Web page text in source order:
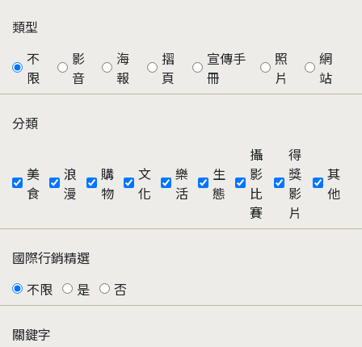
類型
不
限
影
音
海
報
摺
頁
宣傳手
冊
照
片
網
站
分類
美
食
浪
漫
購
物
文
化
樂
活
生
態
攝
影
比
賽
得
獎
影
片
其
他
國際行銷精選
不限
是 否
關鍵字